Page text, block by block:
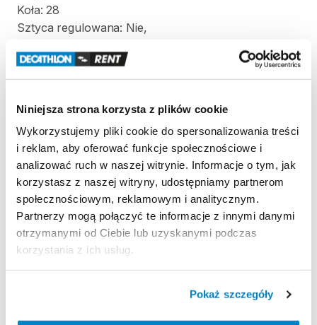
Niniejsza strona korzysta z plików cookie
Wykorzystujemy pliki cookie do spersonalizowania treści
i reklam, aby oferować funkcje społecznościowe i
analizować ruch w naszej witrynie. Informacje o tym, jak
korzystasz z naszej witryny, udostępniamy partnerom
społecznościowym, reklamowym i analitycznym.
Partnerzy mogą połączyć te informacje z innymi danymi
otrzymanymi od Ciebie lub uzyskanymi podczas
korzystania z ich usług.
Pokaż szczegóły
Koła: 28
Sztyca regulowana: Nie​,​
Rower elektryczny: Tak
Tylne zawieszenie: Brak (Hardtail)
Zasady wypożyczenia
REGULAMIN
Ten sprzęt sportowy wypożyczany jest przez
wypożyczalnię partnerską. Zapoznaj się z jej
regulaminem wypożyczeń.